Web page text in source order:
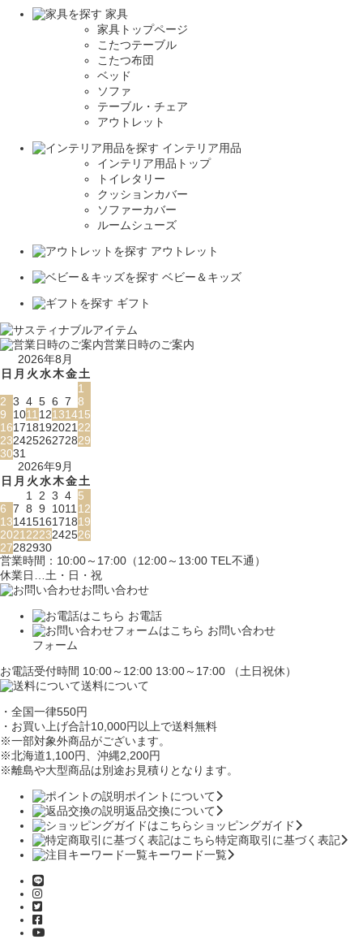
家具
家具トップページ
こたつテーブル
こたつ布団
ベッド
ソファ
テーブル・チェア
アウトレット
インテリア用品
インテリア用品トップ
トイレタリー
クッションカバー
ソファーカバー
ルームシューズ
アウトレット
ベビー＆キッズ
ギフト
営業日時のご案内
2026年8月
日 月 火水木金土
1
2 3 4 5 6 7 8
9
101112131415
16171819202122
23242526272829
3031
2026年9月
日 月 火水木金土
1 2 3 4 5
6 7 8 9 101112
13141516171819
20212223242526
27282930
営業時間：10:00～17:00（12:00～13:00 TEL不通）
休業日…土・日・祝
お問い合わせ
お電話
お問い合わせ
フォーム
お電話受付時間 10:00～12:00 13:00～17:00 （土日祝休）
送料について
・全国一律550円
・お買い上げ合計10,000円 以上で送料無料
※一部対象外商品がございます。
※北海道1,100円、沖縄2,200円
※離島や大型商品は別途お見積りとなります。
ポイントについて
返品交換について
ショッピングガイド
特定商取引に基づく表記
キーワード一覧